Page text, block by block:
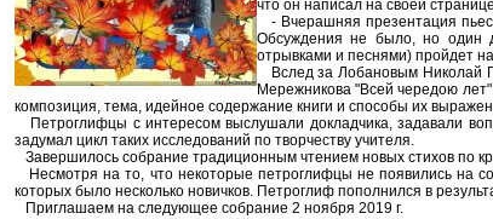
что он написал на своей
- Вчерашняя презентация
Обсуждения не было, но один
отрывками и песнями) пройдет
Вслед за Лобановым Николай
Мережникова "Всей чередою
композиция, тема, идейное содержание книги и способы их
Петроглифцы с интересом выслушали докладчика, задавали
задумал цикл таких исследований по творчеству учителя.
Завершилось собрание традиционным чтением новых стихов по
Несмотря на то, что некоторые петроглифцы не появились на
которых было несколько новичков. Петроглиф пополнился в
Приглашаем на следующее собрание 2 ноября 2019 г.